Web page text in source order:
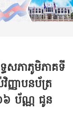
សភាភូមិភាគទី
ញាបនប័ត្រ
៦ ប័ណ្ណ ជូន